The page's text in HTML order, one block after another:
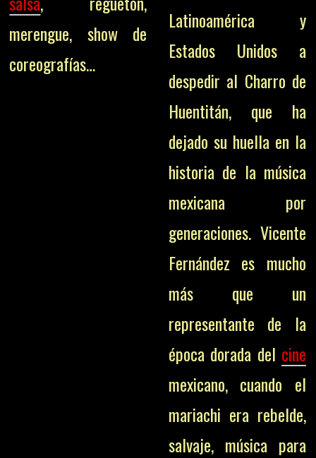
merengue, show de
coreografías…
Latinoamérica y
Estados Unidos a
despedir al Charro de
Huentitán, que ha
dejado su huella en la
historia de la música
mexicana por
generaciones. Vicente
Fernández es mucho
más que un
representante de la
época dorada del cine
mexicano, cuando el
mariachi era rebelde,
salvaje, música para